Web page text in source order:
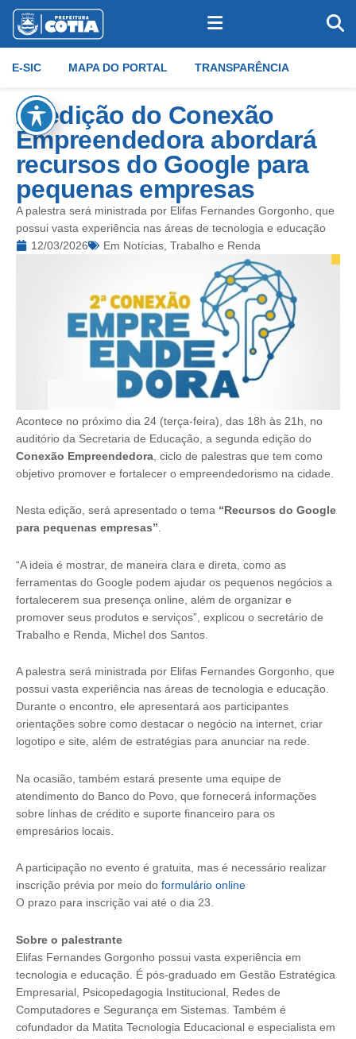
E-SIC MAPA DO PORTAL TRANSPARÊNCIA
2ª edição do Conexão
Empreendedora abordará
recursos do Google para
pequenas empresas
A palestra será ministrada por Elifas Fernandes Gorgonho, que
possui vasta experiência nas áreas de tecnologia e educação
12/03/2026
Em Notícias Trabalho e Renda
Acontece no próximo dia 24 (terça-feira), das 18h às 21h, no
auditório da Secretaria de Educação, a segunda edição do
Conexão Empreendedora , ciclo de palestras que tem como
objetivo promover e fortalecer o empreendedorismo na cidade.
Nesta edição, será apresentado o tema “Recursos do Google
para pequenas empresas”.
“A ideia é mostrar, de maneira clara e direta, como as
ferramentas do Google podem ajudar os pequenos negócios a
fortalecerem sua presença online, além de organizar e
promover seus produtos e serviços”, explicou o secretário de
Trabalho e Renda, Michel dos Santos.
A palestra será ministrada por Elifas Fernandes Gorgonho, que
possui vasta experiência nas áreas de tecnologia e educação.
Durante o encontro, ele apresentará aos participantes
orientações sobre como destacar o negócio na internet, criar
logotipo e site, além de estratégias para anunciar na rede.
Na ocasião, também estará presente uma equipe de
atendimento do Banco do Povo, que fornecerá informações
sobre linhas de crédito e suporte financeiro para os
empresários locais.
A participação no evento é gratuita, mas é necessário realizar
inscrição prévia por meio do formulário online
O prazo para inscrição vai até o dia 23.
Sobre o palestrante
Elifas Fernandes Gorgonho possui vasta experiência em
tecnologia e educação. É pós-graduado em Gestão Estratégica
Empresarial, Psicopedagogia Institucional, Redes de
Computadores e Segurança em Sistemas. Também é
cofundador da Matita Tecnologia Educacional e especialista em